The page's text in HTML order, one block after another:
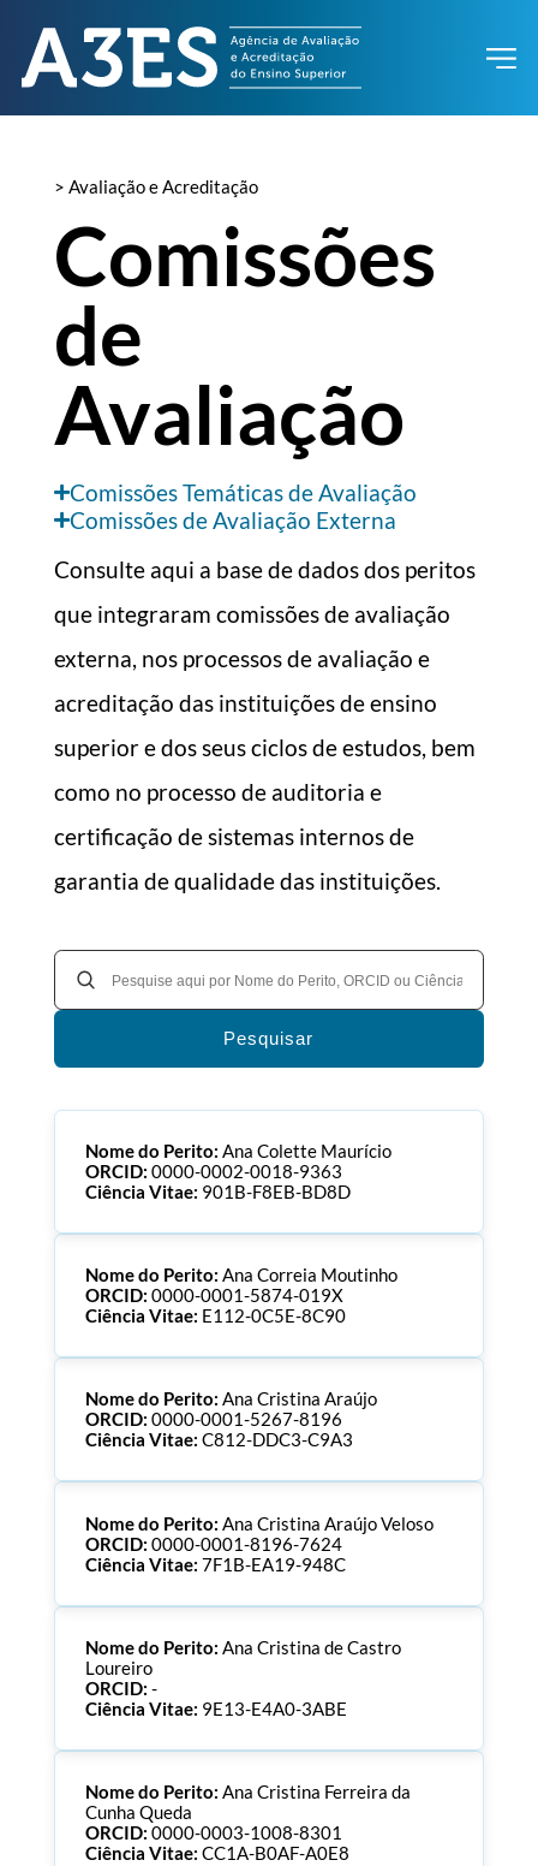
> Avaliação e Acreditação
Comissões
de
Avaliação
Comissões Temáticas de Avaliação
Comissões de Avaliação Externa
Consulte aqui a base de dados dos peritos
que integraram comissões de avaliação
externa, nos processos de avaliação e
acreditação das instituições de ensino
superior e dos seus ciclos de estudos, bem
como no processo de auditoria e
certificação de sistemas internos de
garantia de qualidade das instituições.
Pesquisar
Nome do Perito: Ana Colette Maurício
ORCID: 0000-0002-0018-9363
Ciência Vitae: 901B-F8EB-BD8D
Nome do Perito: Ana Correia Moutinho
ORCID: 0000-0001-5874-019X
Ciência Vitae: E112-0C5E-8C90
Nome do Perito: Ana Cristina Araújo
ORCID: 0000-0001-5267-8196
Ciência Vitae: C812-DDC3-C9A3
Nome do Perito: Ana Cristina Araújo Veloso
ORCID: 0000-0001-8196-7624
Ciência Vitae: 7F1B-EA19-948C
Nome do Perito: Ana Cristina de Castro
Loureiro
ORCID: -
Ciência Vitae: 9E13-E4A0-3ABE
Nome do Perito: Ana Cristina Ferreira da
Cunha Queda
ORCID: 0000-0003-1008-8301
Ciência Vitae: CC1A-B0AF-A0E8